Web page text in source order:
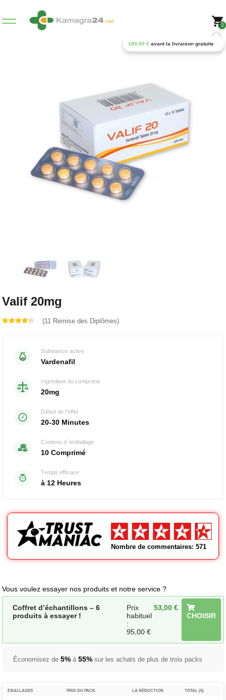
0
100,00 € avant la livraison gratuite
Valif 20mg
(11 Remise des Diplômes)
Substance active
Vardenafil
Ingrédient du comprimé
20mg
Début de l'effet
20-30 Minutes
Contenu d´emballage
10 Comprimé
Temps efficace
à 12 Heures
Nombre de commentaires: 571
Vous voulez essayer nos produits et notre service ?
Coffret d’échantillons – 6
produits à essayer !
Prix
habituel
:
95,00€
53,00€
CHOISIR
Économisez de5%à55%sur les achats de plus de trois packs
EBALLAGES PRIX DU PACK LA RÉDUCTION TOTAL (€)